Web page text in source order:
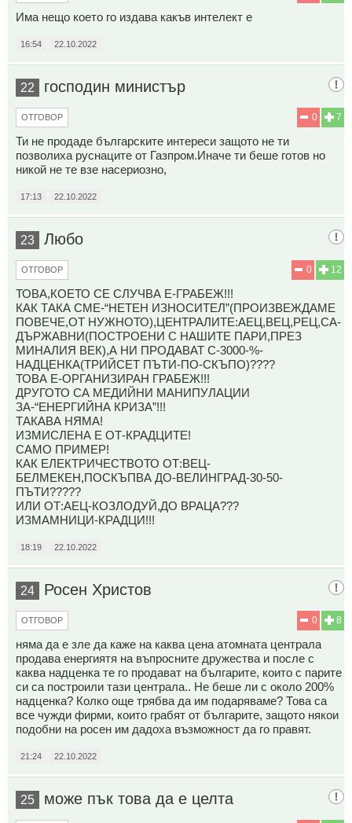
Има нещо което го издава какъв интелект е
16:54 22.10.2022
22 господин министър
7
0
ОТГОВОР
Ти не продаде българските интереси защото не ти
позволиха руснаците от Газпром.Иначе ти беше готов но
никой не те взе насериозно,
17:13 22.10.2022
23 Любо
12
0
ОТГОВОР
ТОВА,КОЕТО СЕ СЛУЧВА Е-ГРАБЕЖ!!!
КАК ТАКА СМЕ-“НЕТЕН ИЗНОСИТЕЛ”(ПРОИЗВЕЖДАМЕ
ПОВЕЧЕ,ОТ НУЖНОТО),ЦЕНТРАЛИТЕ:АЕЦ,ВЕЦ,РЕЦ,СА-
ДЪРЖАВНИ(ПОСТРОЕНИ С НАШИТЕ ПАРИ,ПРЕЗ
МИНАЛИЯ ВЕК),А НИ ПРОДАВАТ С-3000-%-
НАДЦЕНКА(ТРИЙСЕТ ПЪТИ-ПО-СКЪПО)????
ТОВА Е-ОРГАНИЗИРАН ГРАБЕЖ!!!
ДРУГОТО СА МЕДИЙНИ МАНИПУЛАЦИИ
ЗА-“ЕНЕРГИЙНА КРИЗА”!!!
ТАКАВА НЯМА!
ИЗМИСЛЕНА Е ОТ-КРАДЦИТЕ!
САМО ПРИМЕР!
КАК ЕЛЕКТРИЧЕСТВОТО ОТ:ВЕЦ-
БЕЛМЕКЕН,ПОСКЪПВА ДО-ВЕЛИНГРАД-30-50-
ПЪТИ?????
ИЛИ ОТ:АЕЦ-КОЗЛОДУЙ,ДО ВРАЦА???
ИЗМАМНИЦИ-КРАДЦИ!!!
18:19 22.10.2022
24 Росен Христов
8
0
ОТГОВОР
няма да е зле да каже на каква цена атомната централа
продава енергиятя на въпросните дружества и после с
каква надценка те го продават на българите, които с парите
си са построили тази централа.. Не беше ли с около 200%
надценка? Колко още трябва да им подаряваме? Това са
все чужди фирми, които грабят от българите, защото някои
подобни на росен им дадоха възможност да го правят.
21:24 22.10.2022
25 може пък това да е целта